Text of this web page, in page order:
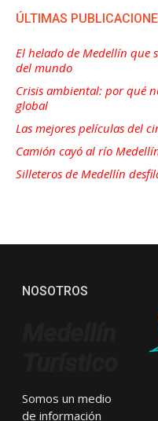
ÚLTIMAS
El helado de Medellín que
del mundo
Crisis ambiental: por qué
global
Las mejores películas del
Camión cayó al río
Silleteros de Medellín
NOSOTROS
Somos un medio
de información